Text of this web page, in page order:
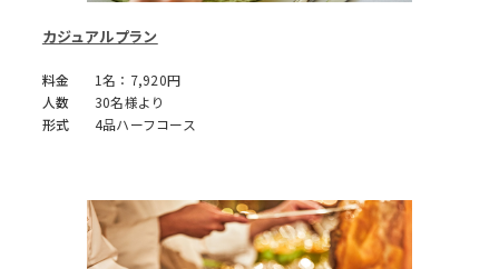
カジュアルプラン
料金
1名：7,920円
人数
30名様より
形式
4品ハーフコース